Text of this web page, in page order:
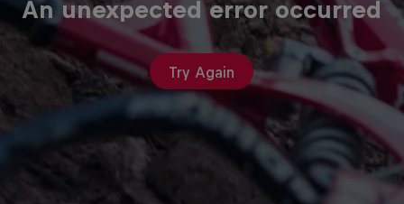
An unexpected error occurred
Try Again